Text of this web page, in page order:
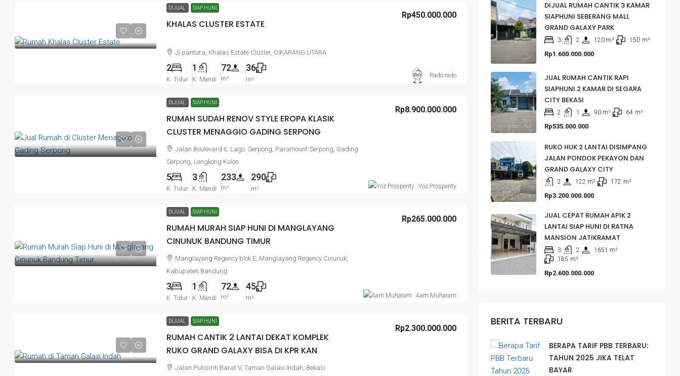
DIJUAL SIAP HUNI
KHALAS CLUSTER ESTATE
Rp450.000.000
Jl pantura, Khalas Estate Cluster, CIKARANG UTARA
2
K. Tidur
1
K. Mandi
72
m²
36
m²
Rado rado
DIJUAL SIAP HUNI
RUMAH SUDAH RENOV STYLE EROPA KLASIK
CLUSTER MENAGGIO GADING SERPONG
Rp8.900.000.000
Jalan Boulevard IL Lago. Serpong, Paramount Serpong, Gading
Serpong, Lengkong Kulon
5
K. Tidur
3
K. Mandi
233
m²
290
m² Yoz Prosperity
DIJUAL SIAP HUNI
RUMAH MURAH SIAP HUNI DI MANGLAYANG
CINUNUK BANDUNG TIMUR
Rp265.000.000
Manglayang Regency blok E, Manglayang Regency Cinunuk,
Kabupaten Bandung
3
K. Tidur
1
K. Mandi
72
m²
45
m² Aam Muharam
DIJUAL SIAP HUNI
RUMAH CANTIK 2 LANTAI DEKAT KOMPLEK
RUKO GRAND GALAXY BISA DI KPR KAN
Rp2.300.000.000
Jalan Pulosirih Barat V, Taman Galaxi Indah, Bekasi
DIJUAL RUMAH CANTIK 3 KAMAR
SIAPHUNI SEBERANG MALL
GRAND GALAXY PARK
3 2 120 m² 150 m²
Rp1.600.000.000
JUAL RUMAH CANTIK RAPI
SIAPHUNI 2 KAMAR DI SEGARA
CITY BEKASI
2 1 90 m² 64 m²
Rp535.000.000
RUKO HUK 2 LANTAI DISIMPANG
JALAN PONDOK PEKAYON DAN
GRAND GALAXY CITY
2 122 m² 172 m²
Rp3.200.000.000
JUAL CEPAT RUMAH APIK 2
LANTAI SIAP HUNI DI RATNA
MANSION JATIKRAMAT
3 2 1651 m²
185 m²
Rp2.600.000.000
BERITA TERBARU
BERAPA TARIF PBB TERBARU:
TAHUN 2025 JIKA TELAT
BAYAR